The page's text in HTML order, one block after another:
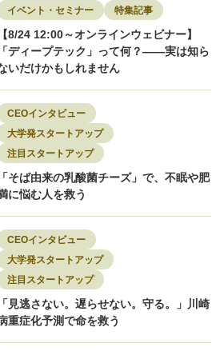
究者 研究開発 素材 脱炭素
転職
イベント・セミナー 特集記事
【8/24 12:00～オンラインウェビナー】
「ディープテック」って何？——実は知ら
いだけかもしれません
CEOインタビュー
大学発スタートアップ
注目スタートアップ
「そば由来の乳酸菌チーズ」で、不眠や肥
に悩む人を救う
CEOインタビュー
大学発スタートアップ
注目スタートアップ
「見逃さない。遅らせない。守る。」川崎
重症化予測で命を救う